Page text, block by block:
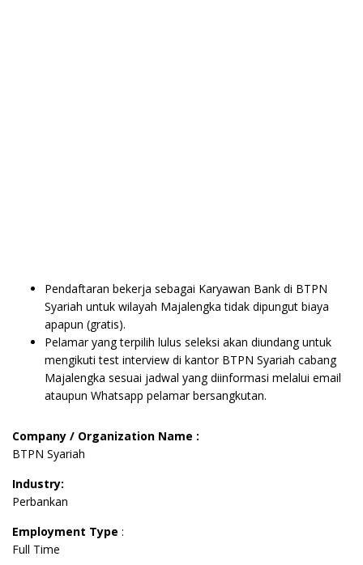
Pendaftaran bekerja sebagai Karyawan Bank di BTPN
Syariah untuk wilayah Majalengka tidak dipungut biaya
apapun (gratis).
Pelamar yang terpilih lulus seleksi akan diundang untuk
mengikuti test interview di kantor BTPN Syariah cabang
Majalengka sesuai jadwal yang diinformasi melalui email
ataupun Whatsapp pelamar bersangkutan.
Company / Organization Name :
BTPN Syariah
Industry:
Perbankan
Employment Type :
Full Time